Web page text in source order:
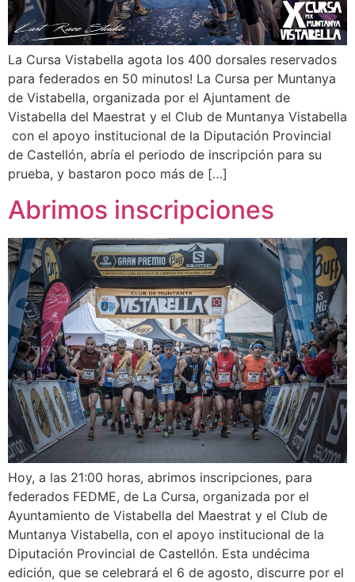
La Cursa Vistabella agota los 400 dorsales reservados
para federados en 50 minutos! La Cursa per Muntanya
de Vistabella, organizada por el Ajuntament de
Vistabella del Maestrat y el Club de Muntanya Vistabella
con el apoyo institucional de la Diputación Provincial
de Castellón, abría el periodo de inscripción para su
prueba, y bastaron poco más de […]
Abrimos inscripciones
Hoy, a las 21:00 horas, abrimos inscripciones, para
federados FEDME, de La Cursa, organizada por el
Ayuntamiento de Vistabella del Maestrat y el Club de
Muntanya Vistabella, con el apoyo institucional de la
Diputación Provincial de Castellón. Esta undécima
edición, que se celebrará el 6 de agosto, discurre por el